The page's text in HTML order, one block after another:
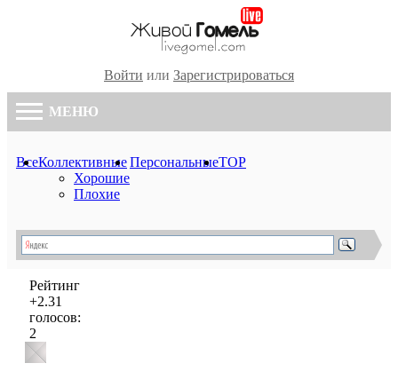
Войти или Зарегистрироваться
МЕНЮ
ВсеКоллективные
Хорошие
Плохие
ПерсональныеTOP
Рейтинг
+2.31
голосов:
2